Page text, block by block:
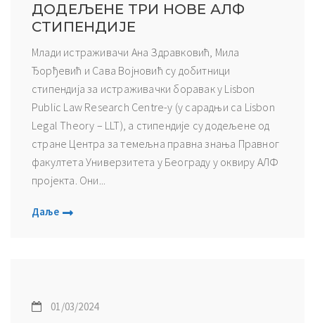
ДОДЕЉЕНЕ ТРИ НОВЕ АЛФ
СТИПЕНДИЈЕ
Млади истраживачи Ана Здравковић, Мила
Ђорђевић и Сава Војновић су добитници
стипендија за истраживачки боравак у Lisbon
Public Law Research Centre-у (у сарадњи са Lisbon
Legal Theory – LLT), а стипендије су додељене од
стране Центра за темељна правна знања Правног
факултета Универзитета у Београду у оквиру АЛФ
пројекта. Они...
Даље
01/03/2024